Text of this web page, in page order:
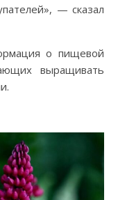
— сказал
о пищевой
выращивать